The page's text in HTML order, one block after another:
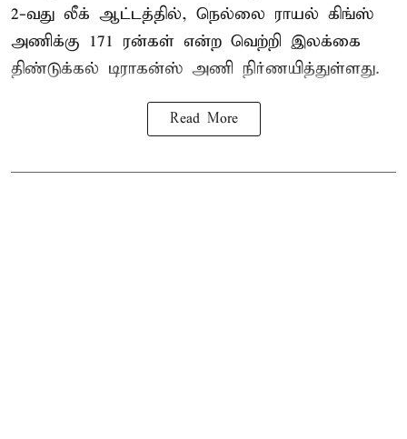
2-வது லீக் ஆட்டத்தில், நெல்லை ராயல் கிங்ஸ்
அணிக்கு 171 ரன்கள் என்ற வெற்றி இலக்கை
திண்டுக்கல் டிராகன்ஸ் அணி நிர்ணயித்துள்ளது.
Read More